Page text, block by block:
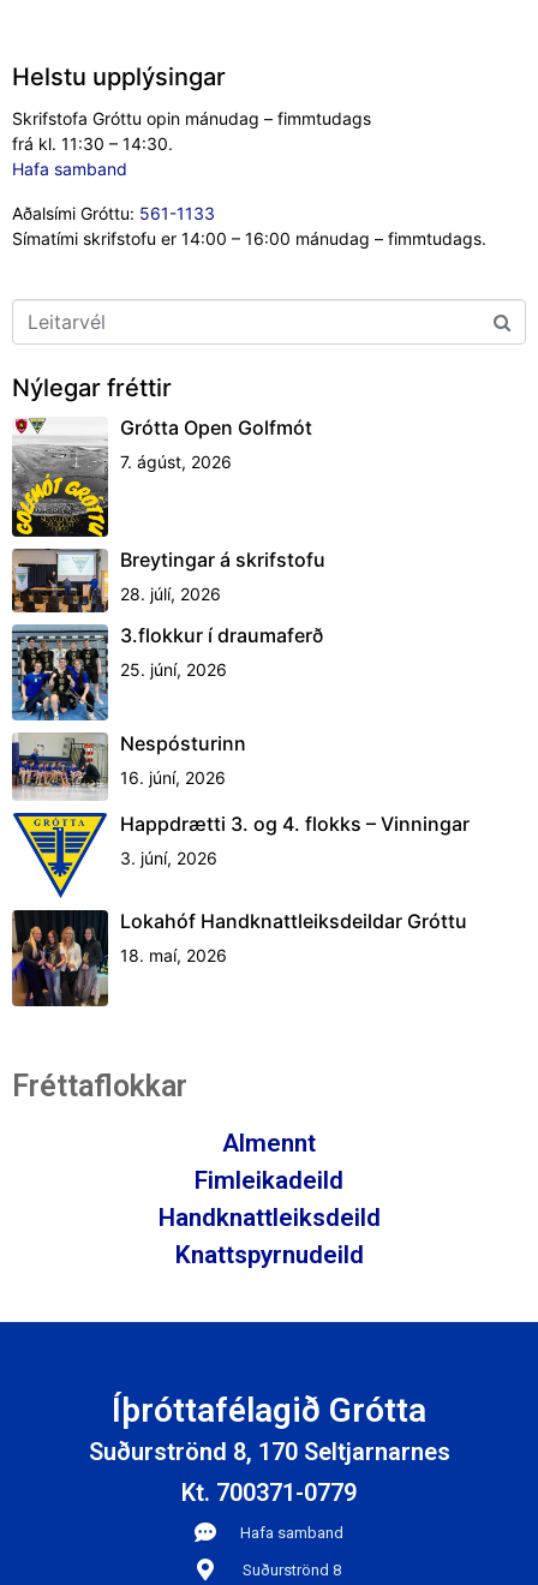
Helstu upplýsingar
Skrifstofa Gróttu opin mánudag – fimmtudags
frá kl. 11:30 – 14:30.
Hafa samband
Aðalsími Gróttu: 561-1133
Símatími skrifstofu er 14:00 – 16:00 mánudag – fimmtudags.
Nýlegar fréttir
Grótta Open Golfmót
7. ágúst, 2026
Breytingar á skrifstofu
28. júlí, 2026
3.flokkur í draumaferð
25. júní, 2026
Nespósturinn
16. júní, 2026
Happdrætti 3. og 4. flokks – Vinningar
3. júní, 2026
Lokahóf Handknattleiksdeildar Gróttu
18. maí, 2026
Fréttaflokkar
Almennt
Fimleikadeild
Handknattleiksdeild
Knattspyrnudeild
Íþróttafélagið Grótta
Suðurströnd 8, 170 Seltjarnarnes
Kt. 700371-0779
Hafa samband
Suðurströnd 8